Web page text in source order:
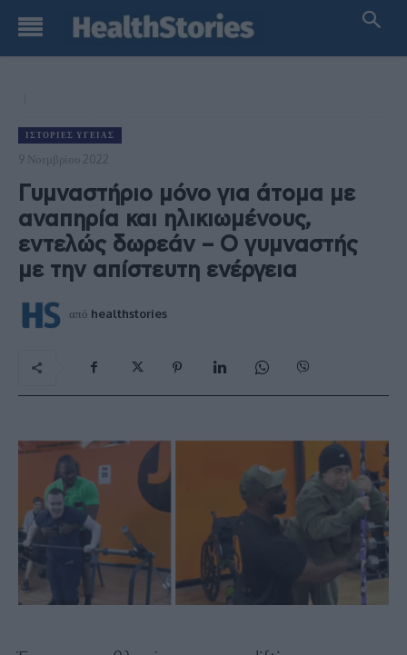
ΙΣΤΟΡΊΕΣ ΥΓΕΊΑΣ
9 Νοεμβρίου 2022
Γυμναστήριο μόνο για άτομα με
αναπηρία και ηλικιωμένους,
εντελώς δωρεάν – Ο γυμναστής
με την απίστευτη ενέργεια
από healthstories